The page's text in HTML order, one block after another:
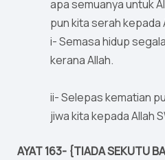
apa semuanya untuk
pun kita serah kepada
i- Semasa hidup
kerana Allah.
ii- Selepas kematian
jiwa kita kepada Allah
AYAT 163- {TIADA SEKUTU